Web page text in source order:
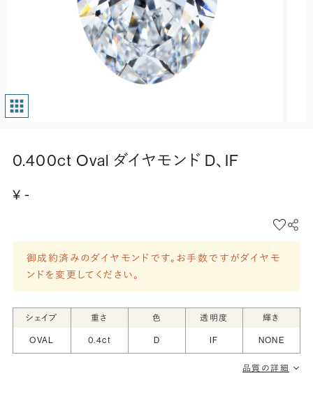
0.400ct Oval ダイヤモンド D、IF
¥ -
御成約済みのダイヤモンドです。お手数ですがダイヤモ
ンドを変更してください。
シェイプ 重さ 色 透明度 輝き
OVAL 0.4ct D IF NONE
品質の詳細